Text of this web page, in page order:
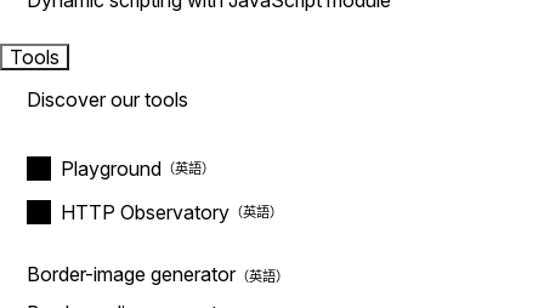
Tools
Discover our tools
Playground
HTTP Observatory
Border-image generator